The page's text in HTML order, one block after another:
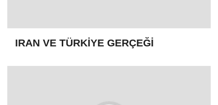
IRAN VE TÜRKİYE GERÇEĞİ